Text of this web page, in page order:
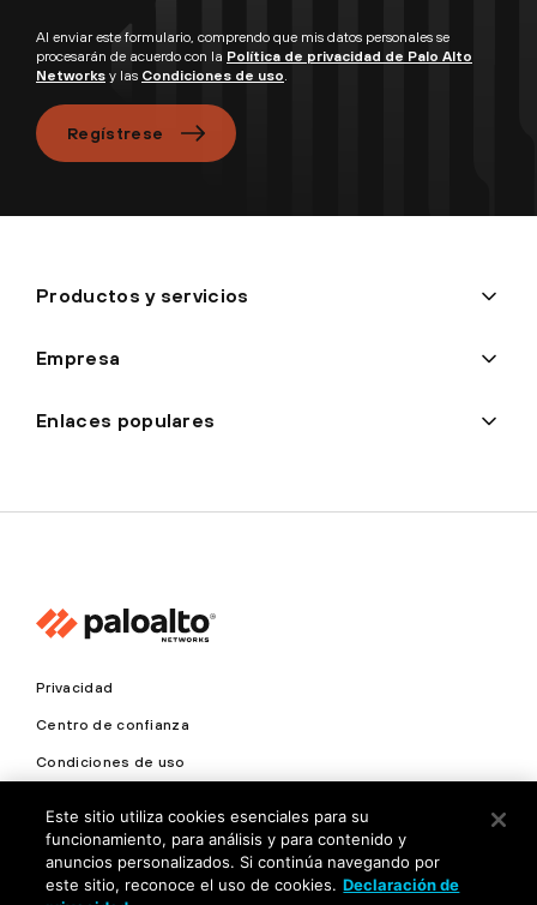
Al enviar este formulario, comprendo que mis datos personales se
procesarán de acuerdo con la Política de privacidad de Palo Alto
Networks y las Condiciones de uso.
Regístrese
Productos y servicios
Empresa
Enlaces populares
Privacidad
Centro de confianza
Condiciones de uso
Copyright © 2026 Palo Alto Networks. Todos los derechos
reservados
Este sitio utiliza cookies esenciales para su
funcionamiento, para análisis y para contenido y
anuncios personalizados. Si continúa navegando por
este sitio, reconoce el uso de cookies. Declaración de